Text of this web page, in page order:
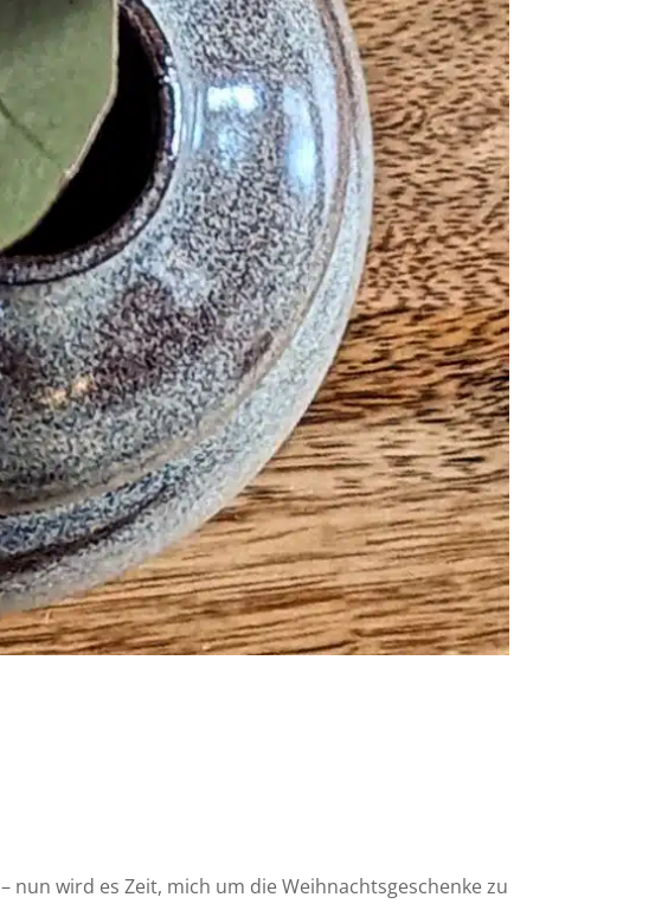
nun wird es Zeit, mich um die Weihnachtsgeschenke zu